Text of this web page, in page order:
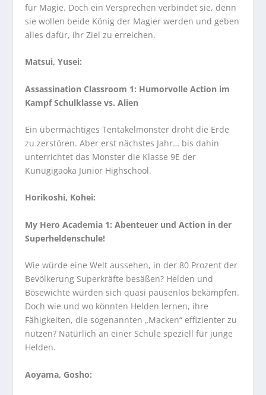
für Magie. Doch ein Versprechen verbindet sie, denn
sie wollen beide König der Magier werden und geben
alles dafür, ihr Ziel zu erreichen.
Matsui, Yusei:
Assassination Classroom 1: Humorvolle Action im
Kampf Schulklasse vs. Alien
Ein übermächtiges Tentakelmonster droht die Erde
zu zerstören. Aber erst nächstes Jahr… bis dahin
unterrichtet das Monster die Klasse 9E der
Kunugigaoka Junior Highschool.
Horikoshi, Kohei:
My Hero Academia 1: Abenteuer und Action in der
Superheldenschule!
Wie würde eine Welt aussehen, in der 80 Prozent der
Bevölkerung Superkräfte besäßen? Helden und
Bösewichte würden sich quasi pausenlos bekämpfen.
Doch wie und wo könnten Helden lernen, ihre
Fähigkeiten, die sogenannten „Macken“ effizienter zu
nutzen? Natürlich an einer Schule speziell für junge
Helden.
Aoyama, Gosho: